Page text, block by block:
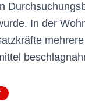
In der